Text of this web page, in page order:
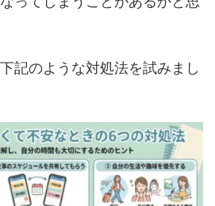
記のような対処法を試みまし